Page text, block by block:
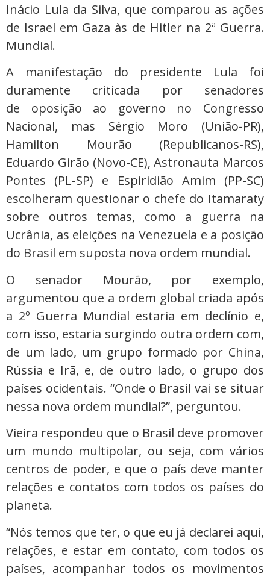
Inácio Lula da Silva, que comparou as ações
de Israel em Gaza às de Hitler na 2ª Guerra.
Mundial.
A manifestação do presidente Lula foi
duramente criticada por senadores
de oposição ao governo no Congresso
Nacional, mas Sérgio Moro (União-PR),
Hamilton Mourão (Republicanos-RS),
Eduardo Girão (Novo-CE), Astronauta Marcos
Pontes (PL-SP) e Espiridião Amim (PP-SC)
escolheram questionar o chefe do Itamaraty
sobre outros temas, como a guerra na
Ucrânia, as eleições na Venezuela e a posição
do Brasil em suposta nova ordem mundial.
O senador Mourão, por exemplo,
argumentou que a ordem global criada após
a 2º Guerra Mundial estaria em declínio e,
com isso, estaria surgindo outra ordem com,
de um lado, um grupo formado por China,
Rússia e Irã, e, de outro lado, o grupo dos
países ocidentais. “Onde o Brasil vai se situar
nessa nova ordem mundial?”, perguntou.
Vieira respondeu que o Brasil deve promover
um mundo multipolar, ou seja, com vários
centros de poder, e que o país deve manter
relações e contatos com todos os países do
planeta.
“Nós temos que ter, o que eu já declarei aqui,
relações, e estar em contato, com todos os
países, acompanhar todos os movimentos